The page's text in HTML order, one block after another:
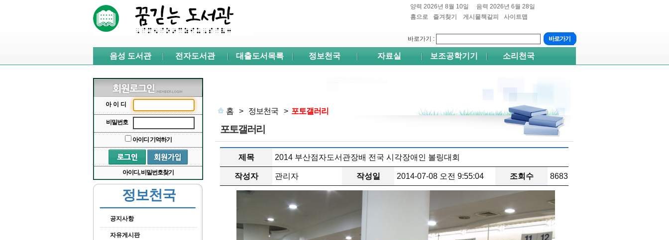
양력 2026년 8월 10일
음력 2026년 6월 28일
홈으로
즐겨찾기
게시물책갈피
사이트맵
바로가기 :
음성 도서관 전자도서관 대출도서목록 정보천국 자료실 보조공학기기 소리천국
아이디
비밀번호
아이디 기억하기
아이디, 비밀번호찾기
정보천국
공지사항
자유게시판
홈 > 정보천국 > 포토갤러리
포토갤러리
제목 2014 부산점자도서관장배 전국 시각장애인 볼링대회
작성자 관리자 작성일 2014-07-08 오전 9:55:04 조회수 8683